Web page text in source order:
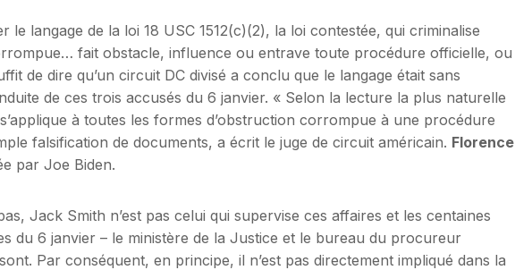
le langage de la loi 18 USC 1512(c)(2), la loi contestée, qui criminalise
fait obstacle, influence ou entrave toute procédure officielle, ou
de dire qu’un circuit DC divisé a conclu que le langage était sans
de ces trois accusés du 6 janvier. « Selon la lecture la plus naturelle
à toutes les formes d’obstruction corrompue à une procédure
falsification de documents, a écrit le juge de circuit américain. Florence
par Joe Biden.
Jack Smith n’est pas celui qui supervise ces affaires et les centaines
du 6 janvier – le ministère de la Justice et le bureau du procureur
Par conséquent, en principe, il n’est pas directement impliqué dans la